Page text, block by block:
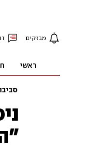
מבזקים
ראשי